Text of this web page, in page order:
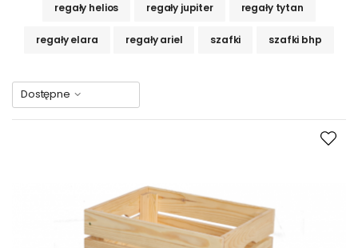
regały helios regały jupiter regały tytan
regały elara regały ariel szafki szafki bhp
Dostępne